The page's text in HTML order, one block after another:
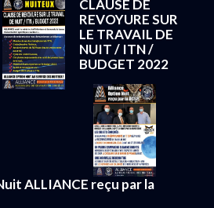
CLAUSE DE
REVOYURE SUR
LE TRAVAIL DE
NUIT / ITN /
BUDGET 2022
ALLIANCE reçu par la